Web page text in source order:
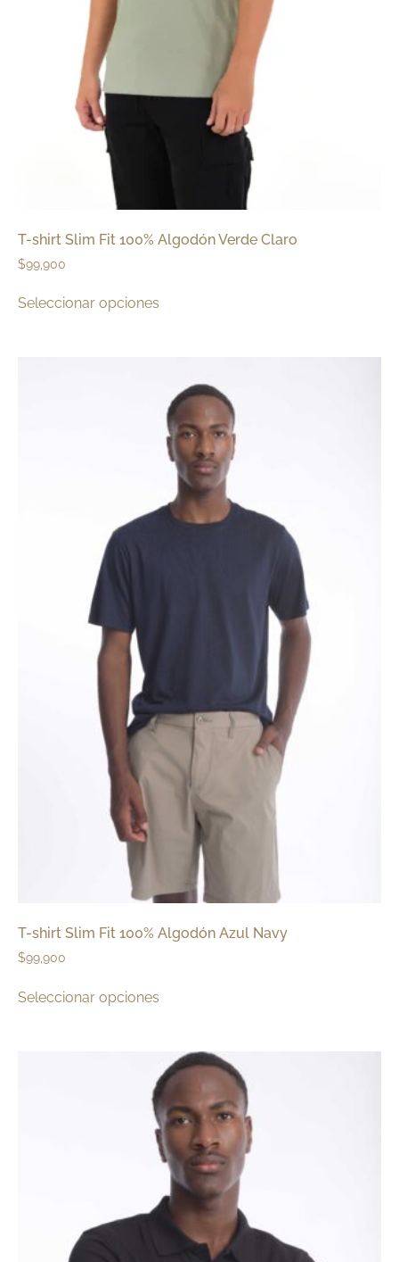
T-shirt Slim Fit 100% Algodón Verde Claro
$99,900
Seleccionar opciones
T-shirt Slim Fit 100% Algodón Azul Navy
$99,900
Seleccionar opciones